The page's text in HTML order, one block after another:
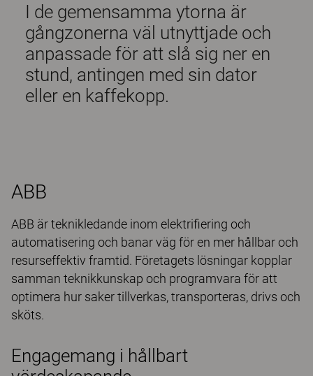
I de gemensamma ytorna är
gångzonerna väl utnyttjade och
anpassade för att slå sig ner en
stund, antingen med sin dator
eller en kaffekopp.
ABB
ABB är teknikledande inom elektrifiering och
automatisering och banar väg för en mer hållbar och
resurseffektiv framtid. Företagets lösningar kopplar
samman teknikkunskap och programvara för att
optimera hur saker tillverkas, transporteras, drivs och
sköts.
Engagemang i hållbart